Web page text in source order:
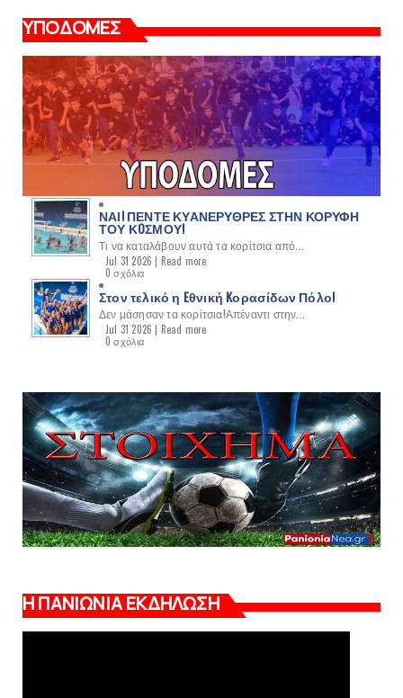
ΥΠΟΔΟΜΕΣ
ΝΑΙ! ΠΕΝΤΕ ΚΥΑΝΕΡΥΘΡΕΣ ΣΤΗΝ ΚΟΡΥΦΗ
ΤΟΥ ΚOΣΜΟΥ!
Τι να καταλάβουν αυτά τα κορίτσια από...
Jul 31 2026 | Read more
0 σχόλια
Στον τελικό η Eθνική Kορασίδων Πόλο!
Δεν μάσησαν τα κορίτσια!Απέναντι στην...
Jul 31 2026 | Read more
0 σχόλια
Η ΠΑΝΙΩΝΙΑ ΕΚΔΗΛΩΣΗ